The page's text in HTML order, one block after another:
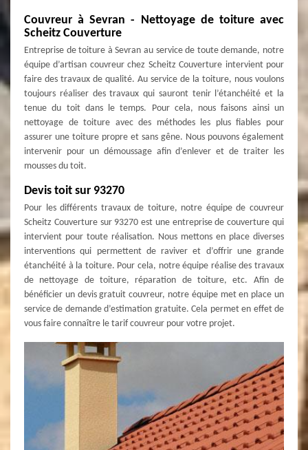
Couvreur à Sevran - Nettoyage de toiture avec
Scheitz Couverture
Entreprise de toiture à Sevran au service de toute demande, notre
équipe d’artisan couvreur chez Scheitz Couverture intervient pour
faire des travaux de qualité. Au service de la toiture, nous voulons
toujours réaliser des travaux qui sauront tenir l’étanchéité et la
tenue du toit dans le temps. Pour cela, nous faisons ainsi un
nettoyage de toiture avec des méthodes les plus fiables pour
assurer une toiture propre et sans gêne. Nous pouvons également
intervenir pour un démoussage afin d’enlever et de traiter les
mousses du toit.
Devis toit sur 93270
Pour les différents travaux de toiture, notre équipe de couvreur
Scheitz Couverture sur 93270 est une entreprise de couverture qui
intervient pour toute réalisation. Nous mettons en place diverses
interventions qui permettent de raviver et d’offrir une grande
étanchéité à la toiture. Pour cela, notre équipe réalise des travaux
de nettoyage de toiture, réparation de toiture, etc. Afin de
bénéficier un devis gratuit couvreur, notre équipe met en place un
service de demande d’estimation gratuite. Cela permet en effet de
vous faire connaître le tarif couvreur pour votre projet.